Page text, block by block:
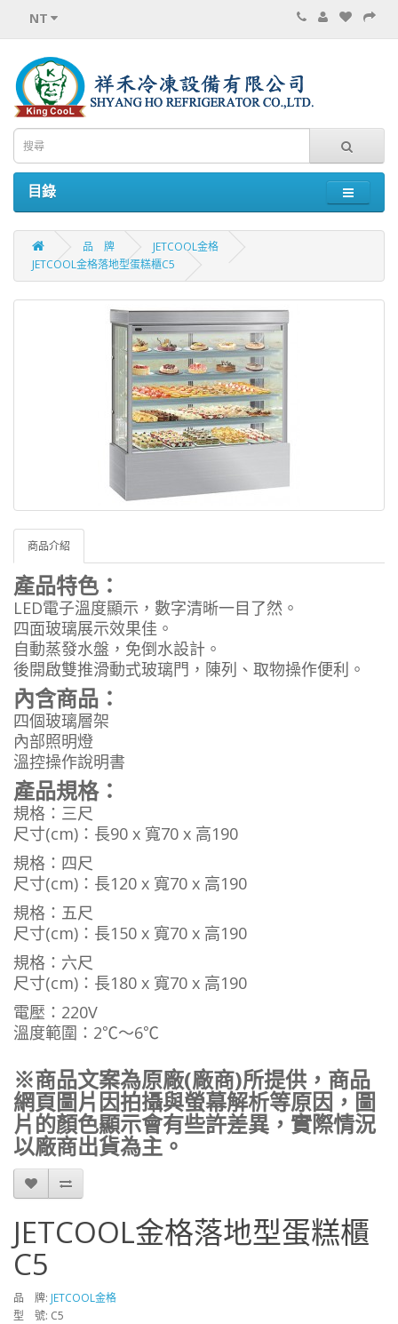
NT
目錄
品 牌
JETCOOL金格
JETCOOL金格落地型蛋糕櫃C5
商品介紹
產品特色：
LED電子溫度顯示，數字清晰一目了然。
四面玻璃展示效果佳。
自動蒸發水盤，免倒水設計。
後開啟雙推滑動式玻璃門，陳列、取物操作便利。
內含商品：
四個玻璃層架
內部照明燈
溫控操作說明書
產品規格：
規格：三尺
尺寸(cm)：長90 x 寬70 x 高190
規格 ： 四尺
尺寸(cm) ： 長120 x 寬70 x 高190
規格 ： 五尺
尺寸(cm) ： 長150 x 寬70 x 高190
規格 ： 六尺
尺寸(cm) ： 長180 x 寬70 x 高190
電壓：220V
溫度範圍：2℃～6℃
※商品文案為原廠(廠商)所提供，商品
網頁圖片因拍攝與螢幕解析等原因，圖
片的顏色顯示會有些許差異，實際情況
以廠商出貨為主。
JETCOOL金格落地型蛋糕櫃
C5
品 牌: JETCOOL金格
型 號: C5